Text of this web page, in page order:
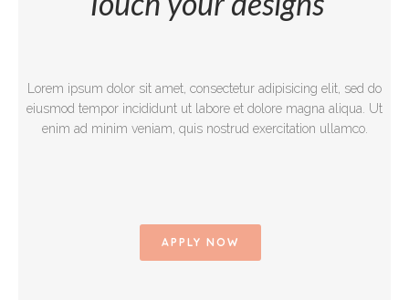
Lorem ipsum dolor sit amet, consectetur adipisicing elit, sed do
eiusmod tempor incididunt ut labore et dolore magna aliqua. Ut
enim ad minim veniam, quis nostrud exercitation ullamco.
APPLY NOW